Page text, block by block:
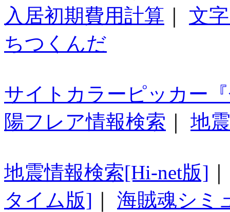
入居初期費用計算
文
ちつくんだ
サイトカラーピッカー
陽フレア情報検索
地
地震情報検索[Hi-net版]
タイム版]
海賊魂シミ